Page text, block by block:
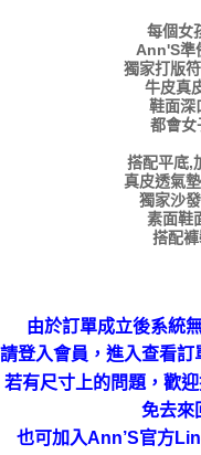
每個女
Ann'S準
獨家打版
牛皮真
鞋面深
都會女
搭配平底,
真皮透氣
獨家沙
素面鞋
搭配
由於訂單成立後系統
請登入會員，進入查看訂
若有尺寸上的問題，歡
免去來
也可加入Ann’S官方